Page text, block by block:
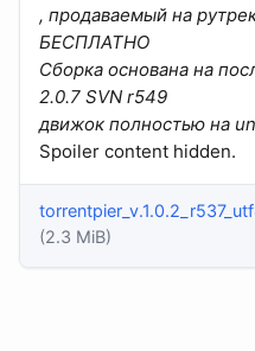
, продаваемый на
БЕСПЛАТНО
Сборка основана на
2.0.7 SVN r549
движок полностью на
Spoiler content hidden.
(2.3 MiB)